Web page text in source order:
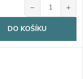
− +
DO KOŠÍKU